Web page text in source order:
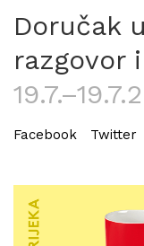
Doručak
razgovor
Facebook Twitter